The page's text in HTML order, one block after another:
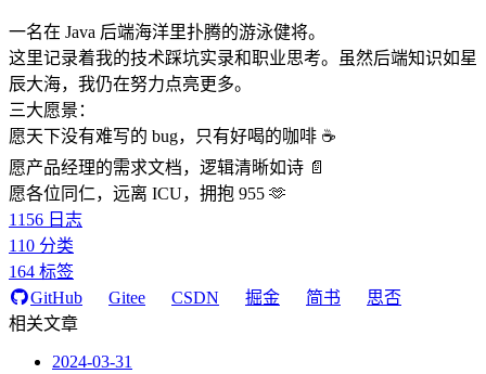
一名在 Java 后端海洋里扑腾的游泳健将。
这里记录着我的技术踩坑实录和职业思考。虽然后端知识如星
辰大海，我仍在努力点亮更多。
三大愿景：
愿天下没有难写的 bug，只有好喝的咖啡 ☕️
愿产品经理的需求文档，逻辑清晰如诗 📄
愿各位同仁，远离 ICU，拥抱 955 🫶
1156 日志
110 分类
164 标签
GitHub
Gitee CSDN 掘金 简书
思否
相关文章
2024-03-31